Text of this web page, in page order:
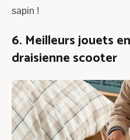
sapin !
6. Meilleurs jouets
draisienne scooter